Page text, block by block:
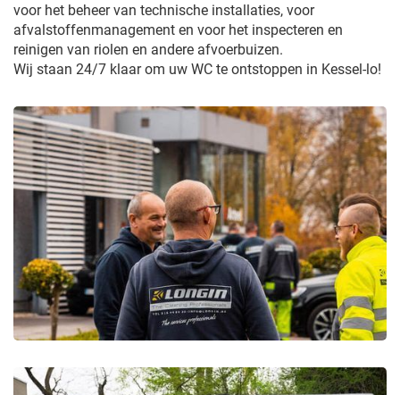
voor het beheer van technische installaties, voor
afvalstoffenmanagement en voor het inspecteren en
reinigen van riolen en andere afvoerbuizen.
Wij staan 24/7 klaar om uw WC te ontstoppen in Kessel-lo!